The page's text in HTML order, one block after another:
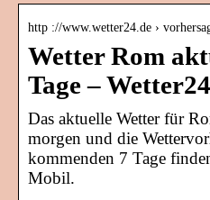
http ://www.wetter24.de ›
Wetter Rom
Tage –
Das aktuelle Wetter für
morgen und die
kommenden 7 Tage
Mobil.